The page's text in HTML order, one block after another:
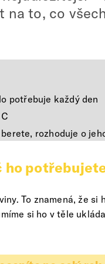
na to, co
potřebuje každý den
rozhoduje o
ho
To znamená, že
si ho v těle